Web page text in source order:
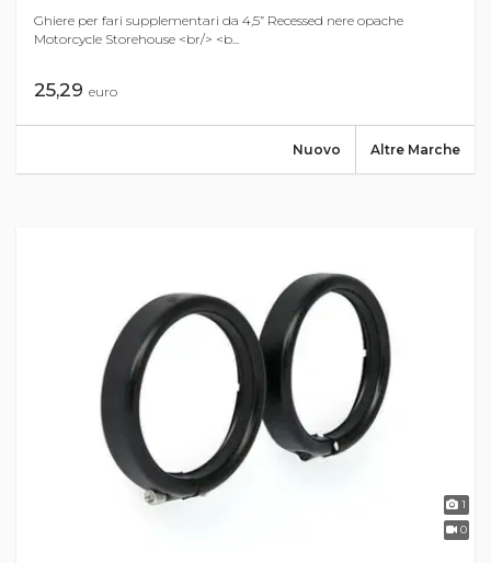
Ghiere per fari supplementari da 4,5” Recessed nere opache
Motorcycle Storehouse <br/> <b...
25,29 euro
Altre Marche
Nuovo
1
0